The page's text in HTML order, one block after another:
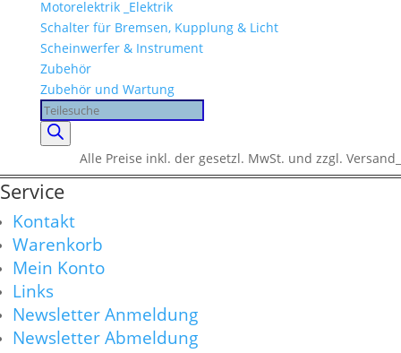
Motorelektrik _Elektrik
Schalter für Bremsen, Kupplung & Licht
Scheinwerfer & Instrument
Zubehör
Zubehör und Wartung
Products
search
Alle Preise inkl. der gesetzl. MwSt. und zzgl. Versand_
Service
Kontakt
Warenkorb
Mein Konto
Links
Newsletter Anmeldung
Newsletter Abmeldung